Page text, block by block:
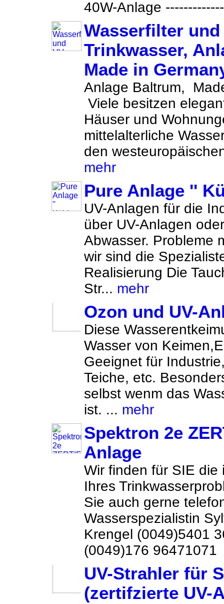
40W-Anlage
Wasserfilter und
Trinkwasser,
Made in
Anlage Baltrum,
Viele besitzen
Häuser und
mittelalterliche
den
mehr
Pure Anlage ''
UV-Anlagen für die
über UV-Anlagen
Abwasser. Probleme
wir sind die
Realisierung Die
Str... mehr
Ozon und UV-
Diese
Wasser von
Geeignet für
Teiche, etc.
selbst wenm das
ist. ... mehr
Spektron 2e
Anlage
Wir finden für SIE die
Ihres
Sie auch gerne
Wasserspezialistin
Krengel (0049)5401
(0049)176
UV-Strahler für
(zertifzierte UV-